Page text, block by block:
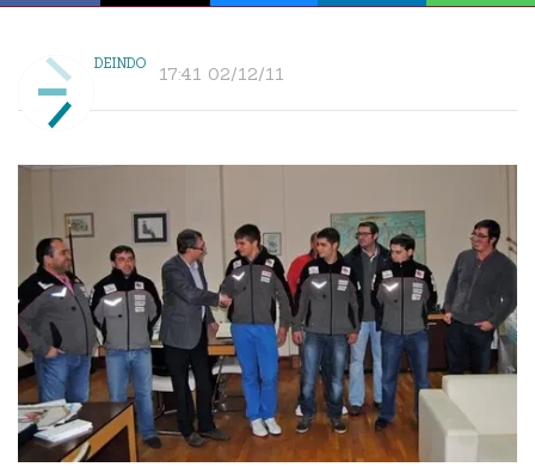
DEINDO 17:41 02/12/11